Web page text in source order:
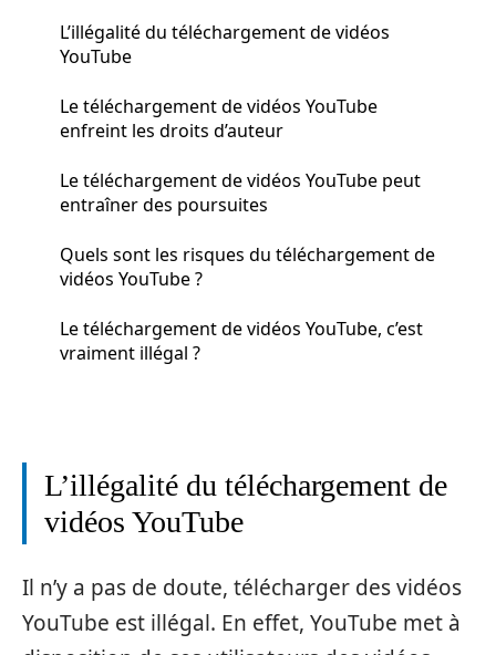
L’illégalité du téléchargement de vidéos
YouTube
Le téléchargement de vidéos YouTube
enfreint les droits d’auteur
Le téléchargement de vidéos YouTube peut
entraîner des poursuites
Quels sont les risques du téléchargement de
vidéos YouTube ?
Le téléchargement de vidéos YouTube, c’est
vraiment illégal ?
L’illégalité du téléchargement de
vidéos YouTube
Il n’y a pas de doute, télécharger des vidéos
YouTube est illégal. En effet, YouTube met à